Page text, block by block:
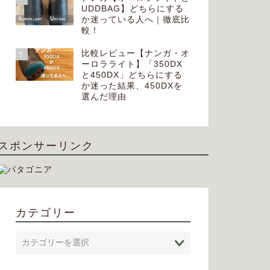
UDDBAG】どちらにする
か迷っている人へ｜徹底比
較！
5
比較レビュー【ナンガ・オ
ーロラライト】「350DX
と450DX」どちらにする
か迷った結果、450DXを
選んだ理由
ポンサーリンク
カテゴリー